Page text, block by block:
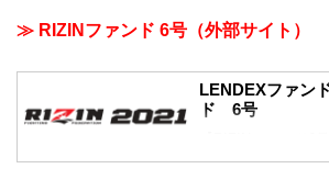
≫ RIZINファンド 6号（外部サイト）
LENDEXファン
ド 6号
借入人は株式会社